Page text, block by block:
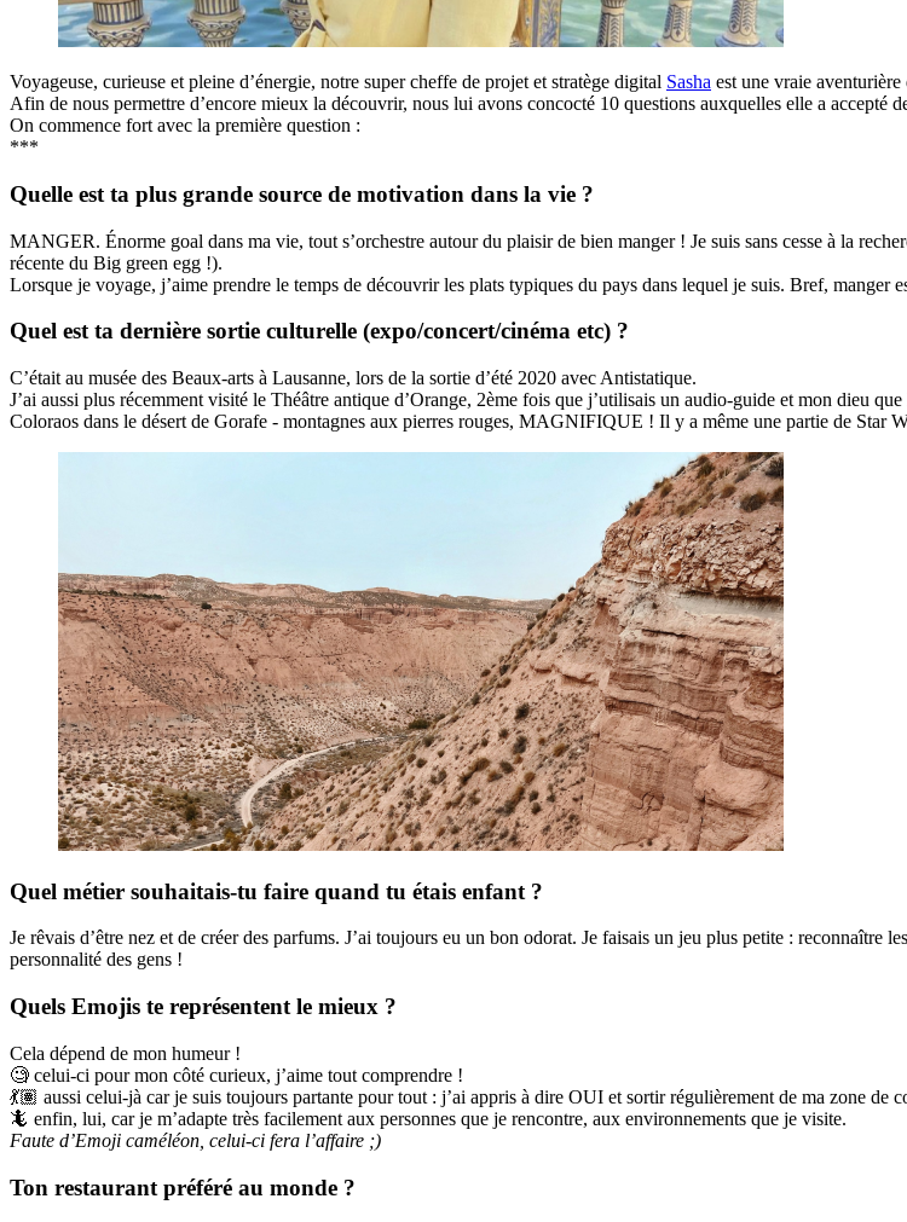
Voyageuse, curieuse et pleine d’énergie, notre super cheffe de projet et stratège digital Sasha est une vraie aventurière
Afin de nous permettre d’encore mieux la découvrir, nous lui avons concocté 10 questions auxquelles elle a accepté
On commence fort avec la première question :
***
Quelle est ta plus grande source de motivation dans la vie ?
MANGER. Énorme goal dans ma vie, tout s’orchestre autour du plaisir de bien manger ! Je suis sans cesse à la
récente du Big green egg !).
Lorsque je voyage, j’aime prendre le temps de découvrir les plats typiques du pays dans lequel je suis. Bref, manger
Quel est ta dernière sortie culturelle (expo/concert/cinéma etc) ?
C’était au musée des Beaux-arts à Lausanne, lors de la sortie d’été 2020 avec Antistatique.
J’ai aussi plus récemment visité le Théâtre antique d’Orange, 2ème fois que j’utilisais un audio-guide et mon dieu
Coloraos dans le désert de Gorafe - montagnes aux pierres rouges, MAGNIFIQUE ! Il y a même une partie de Star
Quel métier souhaitais-tu faire quand tu étais enfant ?
Je rêvais d’être nez et de créer des parfums. J’ai toujours eu un bon odorat. Je faisais un jeu plus petite : reconnaître
personnalité des gens !
Quels Emojis te représentent le mieux ?
Cela dépend de mon humeur !
🧐 celui-ci pour mon côté curieux, j’aime tout comprendre !
💃🏽 aussi celui-jà car je suis toujours partante pour tout : j’ai appris à dire OUI et sortir régulièrement de ma zone de
🦎 enfin, lui, car je m’adapte très facilement aux personnes que je rencontre, aux environnements que je visite.
Faute d’Emoji caméléon, celui-ci fera l’affaire ;)
Ton restaurant préféré au monde ?